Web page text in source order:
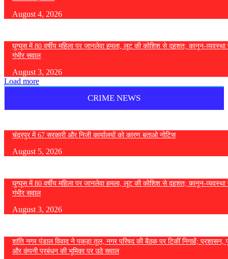
August 4, 2026
घुग्घूस में 80 वर्षीय महिला पर जानलेवा हमला, लूट की कोशिश से दहशत; कानून-व्यवस्था
गंभीर सवाल
August 3, 2026
Load more
CRIME NEWS
चंद्रपुर में 67 सरकारी और निजी कार्यालयों को कारण बताओ नोटिस
August 5, 2026
घुग्घूस में 80 वर्षीय महिला पर जानलेवा हमला, लूट की कोशिश से दहशत; कानून-व्यवस्था
गंभीर सवाल
August 3, 2026
शांति नगर पंडाल विवाद ने पकड़ा तूल, नगर परिषद की बैठक पर टिकीं निगाहें; प्रशासन,
और कंपनी प्रबंधन की भूमिका पर उठे सवाल